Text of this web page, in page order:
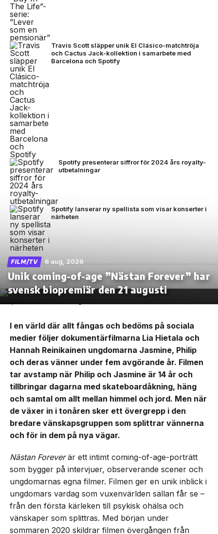
Travis Scott släpper unik El Clásico-matchtröja
och Cactus Jack-kollektion i samarbete med
Barcelona och Spotify
Spotify presenterar siffror för 2024 års royalty-
utbetalningar
Spotify lanserar ny spellista som visar konserter i
närheten
FILM/TV 6 aug, 2026
Unik coming-of-age ”Nästan Forever” har
svensk biopremiär den 21 augusti
I en värld där allt fångas och bedöms på sociala
medier följer dokumentärfilmarna Lia Hietala och
Hannah Reinikainen ungdomarna Jasmine, Philip
och deras vänner under fem avgörande år. Filmen
tar avstamp när Philip och Jasmine är 14 år och
tillbringar dagarna med skateboardåkning, häng
och samtal om allt mellan himmel och jord. Men när
de växer in i tonåren sker ett övergrepp i den
bredare vänskapsgruppen som splittrar vännerna
och för in dem på nya vägar.
Nästan Foreverär ett intimt coming-of-age-porträtt
som bygger på intervjuer, observerande scener och
ungdomarnas egna filmer. Filmen ger en unik inblick i
ungdomars vardag som vuxenvärlden sällan får se –
från den första kärleken till psykisk ohälsa och
vänskaper som splittras. Med början under
sommaren 2020 skildrar filmen övergången från